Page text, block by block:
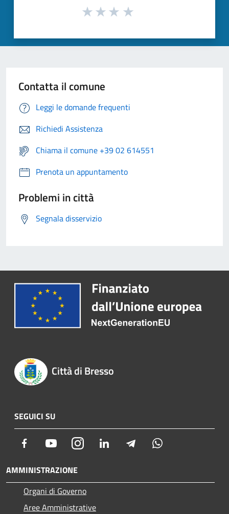
Contatta il comune
Leggi le domande frequenti
Richiedi Assistenza
Chiama il comune +39 02 614551
Prenota un appuntamento
Problemi in città
Segnala disservizio
Città di Bresso
SEGUICI SU
Facebook YoutubeInstagram LinkedIn Telegram
AMMINISTRAZIONE
Organi di Governo
Aree Amministrative